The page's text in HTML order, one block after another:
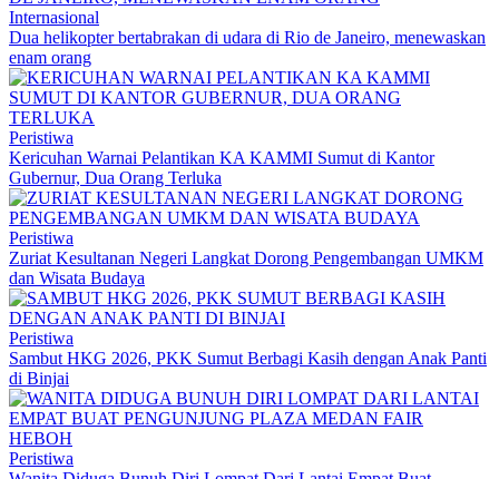
Internasional
Dua helikopter bertabrakan di udara di Rio de Janeiro, menewaskan
enam orang
Peristiwa
Kericuhan Warnai Pelantikan KA KAMMI Sumut di Kantor
Gubernur, Dua Orang Terluka
Peristiwa
Zuriat Kesultanan Negeri Langkat Dorong Pengembangan UMKM
dan Wisata Budaya
Peristiwa
Sambut HKG 2026, PKK Sumut Berbagi Kasih dengan Anak Panti
di Binjai
Peristiwa